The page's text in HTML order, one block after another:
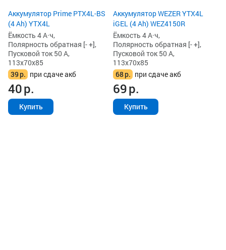
Аккумулятор Prime PTX4L-BS
(4 Ah) YTX4L
Ёмкость 4 А·ч,
Полярность обратная [- +],
Пусковой ток 50 А,
113x70x85
39р. при сдаче акб
40р.
Купить
Аккумулятор WEZER YTX4L
iGEL (4 Ah) WEZ4150R
Ёмкость 4 А·ч,
Полярность обратная [- +],
Пусковой ток 50 А,
113x70x85
68р. при сдаче акб
69р.
Купить